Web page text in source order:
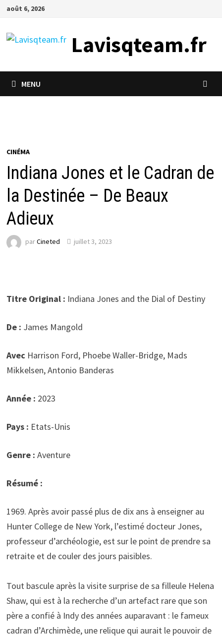
Passer
contenu
août 6, 2026
Lavisqteam.fr
MENU
CINÉMA
Indiana Jones et le Cadran de
la Destinée – De Beaux
Adieux
parCineted juillet 3, 2023
Titre Original : Indiana Jones and the Dial of Destiny
De : James Mangold
Avec Harrison Ford, Phoebe Waller-Bridge, Mads
Mikkelsen, Antonio Banderas
Année : 2023
Pays : Etats-Unis
Genre : Aventure
Résumé :
1969. Après avoir passé plus de dix ans à enseigner au
Hunter College de New York, l’estimé docteur Jones,
professeur d’archéologie, est sur le point de prendre sa
retraite et de couler des jours paisibles.
Tout bascule après la visite surprise de sa filleule Helena
Shaw, qui est à la recherche d’un artefact rare que son
père a confié à Indy des années auparavant : le fameux
cadran d’Archimède, une relique qui aurait le pouvoir de